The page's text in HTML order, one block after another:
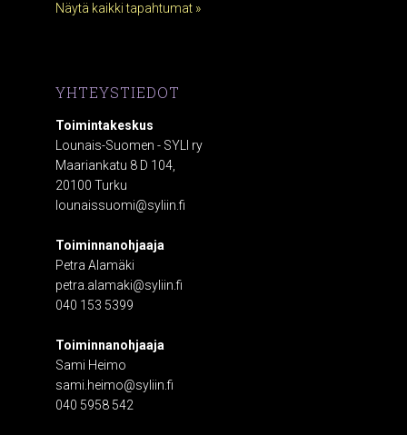
Näytä kaikki tapahtumat »
YHTEYSTIEDOT
Toimintakeskus
Lounais-Suomen - SYLI ry
Maariankatu 8 D 104,
20100 Turku
lounaissuomi@syliin.fi
Toiminnanohjaaja
Petra Alamäki
petra.alamaki@syliin.fi
040 153 5399
Toiminnanohjaaja
Sami Heimo
sami.heimo@syliin.fi
040 5958 542